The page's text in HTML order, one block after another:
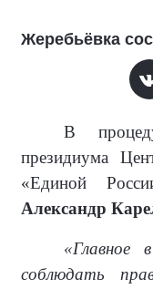
Жеребьёвка
В
президиума
«Единой
Александр
«Главное
соблюдать